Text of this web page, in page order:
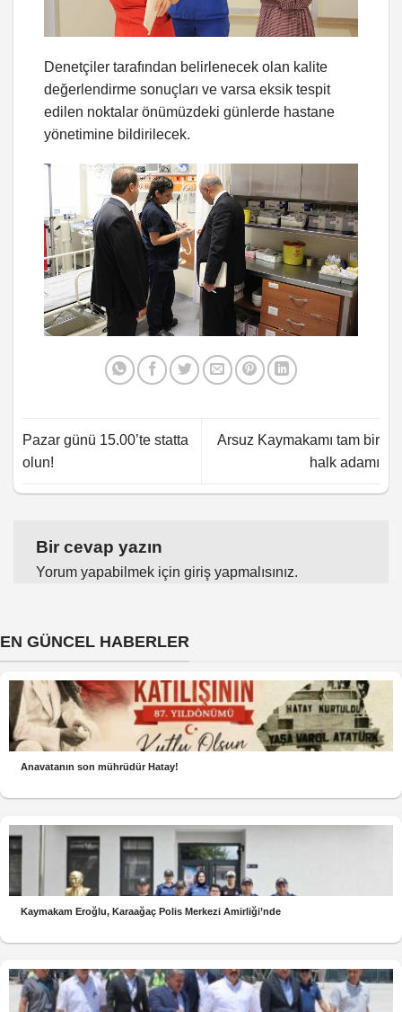
Denetçiler tarafından belirlenecek olan kalite
değerlendirme sonuçları ve varsa eksik tespit
edilen noktalar önümüzdeki günlerde hastane
yönetimine bildirilecek.
Pazar günü 15.00’te statta
olun!
Arsuz Kaymakamı tam bir
halk adamı
Bir cevap yazın
Yorum yapabilmek için giriş yapmalısınız.
EN GÜNCEL HABERLER
Anavatanın son mührüdür Hatay!
Kaymakam Eroğlu, Karaağaç Polis Merkezi Amirliği’nde